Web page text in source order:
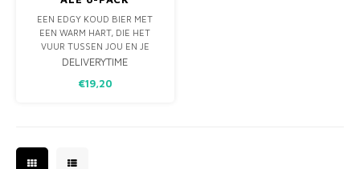
EEN EDGY KOUD BIER MET
EEN WARM HART, DIE HET
VUUR TUSSEN JOU EN JE
VRIENDEN AANWAKKERT EN
KOMT IN DE ZINDERENDE
DELIVERYTIME
€19,20